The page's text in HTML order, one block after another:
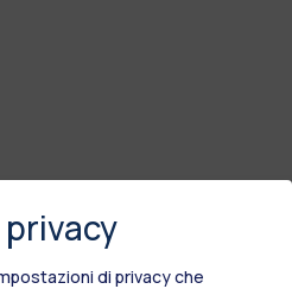
di privacy che